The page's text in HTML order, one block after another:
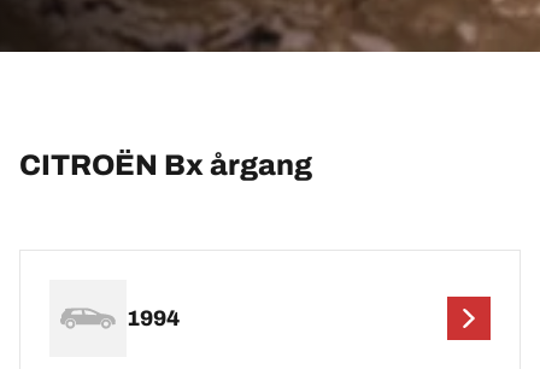
CITROËN Bx årgang
1994